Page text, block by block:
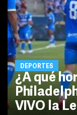
DEPORTES
¿A qué
VIVO la